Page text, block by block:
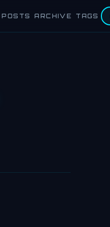
POSTS ARCHIVE TAGS